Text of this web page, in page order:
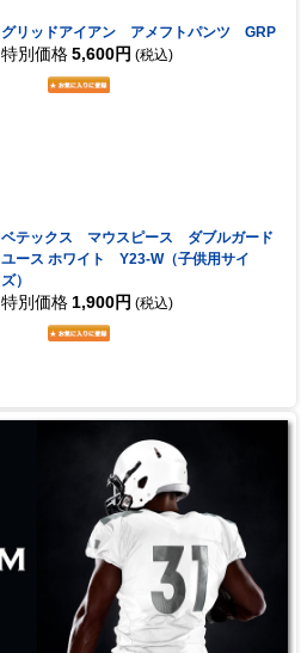
グリッドアイアン アメフトパンツ GRP
特別価格 5,600円 (税込)
ベテックス マウスピース ダブルガード
ユース ホワイト Y23-W（子供用サイ
ズ）
特別価格 1,900円 (税込)